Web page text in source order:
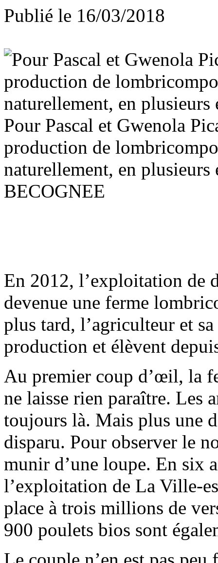
Publié le 16/03/2018
Pour Pascal et Gwenola
production de
naturellement, en
BECOGNEE
En 2012, l’exploitation de
devenue une ferme
plus tard, l’agriculteur et
production et élèvent
Au premier coup d’œil, la
ne laisse rien paraître. Les
toujours là. Mais plus une
disparu. Pour observer le
munir d’une loupe. En six
l’exploitation de La Ville-
place à trois millions de
900 poulets bios sont